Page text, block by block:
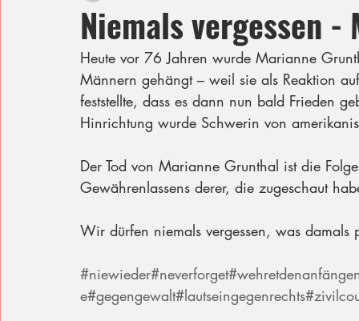
Niemals vergessen
Heute vor 76 Jahren wurde Marianne
Männern gehängt – weil sie als Reaktion
feststellte, dass es dann nun bald Frieden
Hinrichtung wurde Schwerin von
Der Tod von Marianne Grunthal ist die
Gewährenlassens derer, die zugeschaut
Wir dürfen niemals vergessen, was
#niewieder#neverforget
e#gegengewalt#lautseingegenrechts